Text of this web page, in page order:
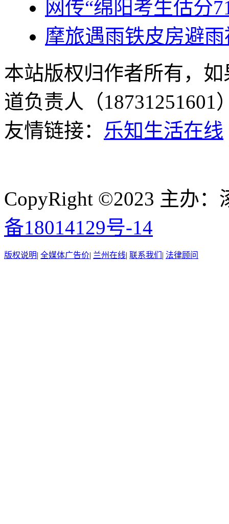
网传“绵阳考生估分
摩旅遇雨铁皮房避
本站版权归作者所有，
道负责人（
友情链接： 乐知生活在线
CopyRight ©2023 主办
备18014129号-14
版权说明| 全媒体广告价| 兰州在线| 联系我们 | 法律顾问